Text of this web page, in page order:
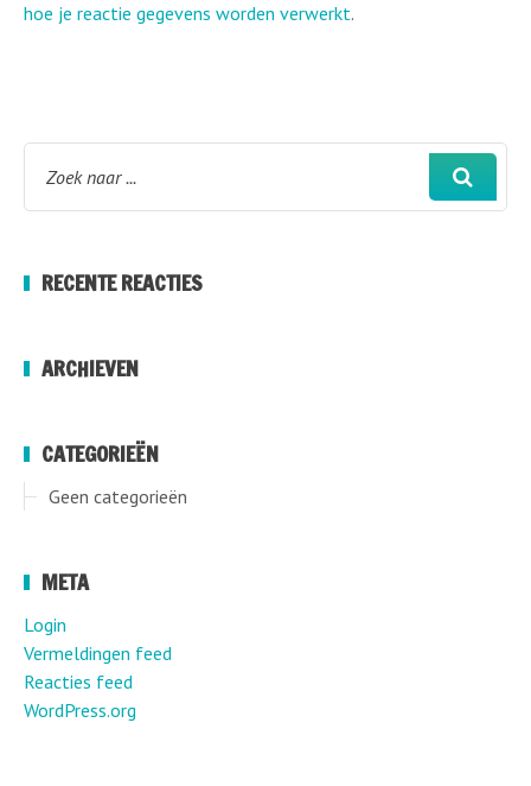
hoe je reactie gegevens worden verwerkt.
RECENTE REACTIES
ARCHIEVEN
CATEGORIEËN
Geen categorieën
META
Login
Vermeldingen feed
Reacties feed
WordPress.org